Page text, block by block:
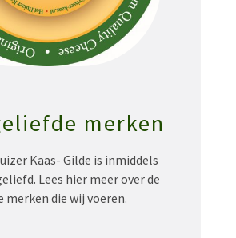
merken
Kaas- Gilde is inmiddels
Lees hier meer over de
merken die wij voeren.